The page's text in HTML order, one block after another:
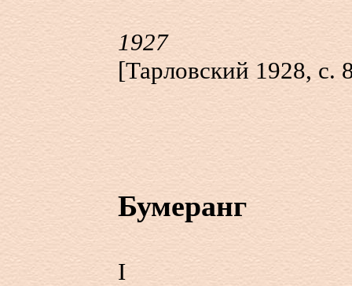
1927
[Тарловский 1928, с.
Бумеранг
I